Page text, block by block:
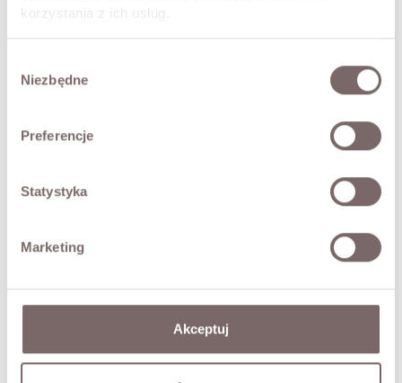
korzystania z ich usług.
zgody
Niezbędne
Preferencje
Statystyka
Marketing
Akceptuj
- Ozdobna falbana z koronki i tiulu
- Szerokie ramiączka
Modelka ma 173 cm wzrostu i prezentuje rozmiar M.
SKŁAD / DODATKOWE INFORMACJE
Zadaj pytanie o produkt